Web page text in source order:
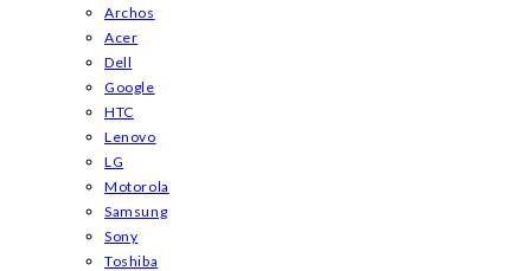
Archos
Acer
Dell
Google
HTC
Lenovo
LG
Motorola
Samsung
Sony
Toshiba